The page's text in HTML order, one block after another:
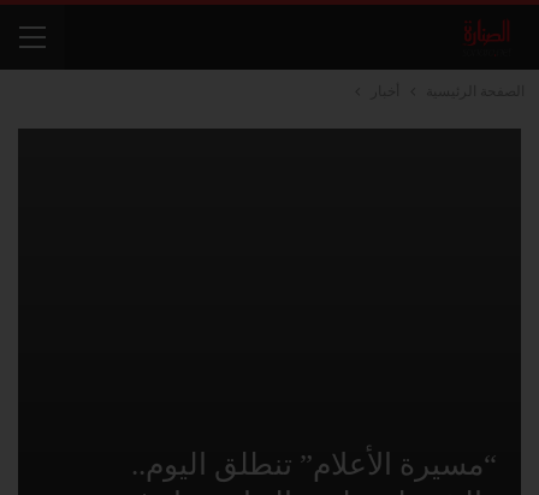
“مسيرة الأعلام” تنطلق اليوم..